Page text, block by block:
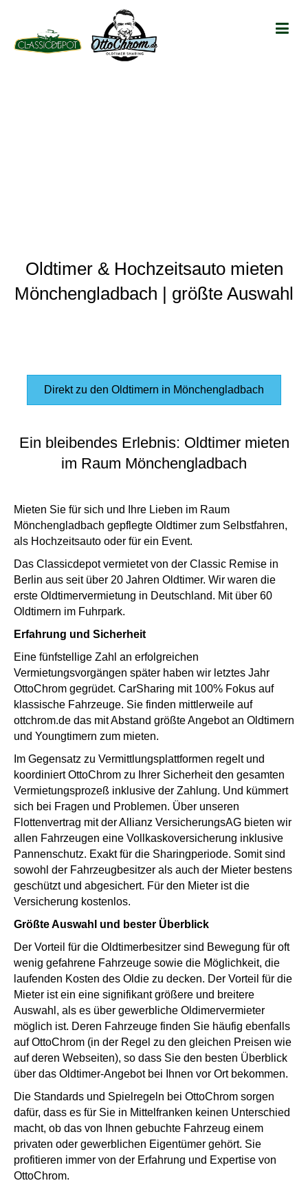
Oldtimer & Hochzeitsauto mieten
Mönchengladbach | größte Auswahl
Direkt zu den Oldtimern in Mönchengladbach
Ein bleibendes Erlebnis: Oldtimer mieten
im Raum Mönchengladbach
Mieten Sie für sich und Ihre Lieben im Raum
Mönchengladbach gepflegte Oldtimer zum Selbstfahren,
als Hochzeitsauto oder für ein Event.
Das Classicdepot vermietet von der Classic Remise in
Berlin aus seit über 20 Jahren Oldtimer. Wir waren die
erste Oldtimervermietung in Deutschland. Mit über 60
Oldtimern im Fuhrpark.
Erfahrung und Sicherheit
Eine fünfstellige Zahl an erfolgreichen
Vermietungsvorgängen später haben wir letztes Jahr
OttoChrom gegrüdet. CarSharing mit 100% Fokus auf
klassische Fahrzeuge. Sie finden mittlerweile auf
ottchrom.de das mit Abstand größte Angebot an Oldtimern
und Youngtimern zum mieten.
Im Gegensatz zu Vermittlungsplattformen regelt und
koordiniert OttoChrom zu Ihrer Sicherheit den gesamten
Vermietungsprozeß inklusive der Zahlung. Und kümmert
sich bei Fragen und Problemen. Über unseren
Flottenvertrag mit der Allianz VersicherungsAG bieten wir
allen Fahrzeugen eine Vollkaskoversicherung inklusive
Pannenschutz. Exakt für die Sharingperiode. Somit sind
sowohl der Fahrzeugbesitzer als auch der Mieter bestens
geschützt und abgesichert. Für den Mieter ist die
Versicherung kostenlos.
Größte Auswahl und bester Überblick
Der Vorteil für die Oldtimerbesitzer sind Bewegung für oft
wenig gefahrene Fahrzeuge sowie die Möglichkeit, die
laufenden Kosten des Oldie zu decken. Der Vorteil für die
Mieter ist ein eine signifikant größere und breitere
Auswahl, als es über gewerbliche Oldimervermieter
möglich ist. Deren Fahrzeuge finden Sie häufig ebenfalls
auf OttoChrom (in der Regel zu den gleichen Preisen wie
auf deren Webseiten), so dass Sie den besten Überblick
über das Oldtimer-Angebot bei Ihnen vor Ort bekommen.
Die Standards und Spielregeln bei OttoChrom sorgen
dafür, dass es für Sie in Mittelfranken keinen Unterschied
macht, ob das von Ihnen gebuchte Fahrzeug einem
privaten oder gewerblichen Eigentümer gehört. Sie
profitieren immer von der Erfahrung und Expertise von
OttoChrom.